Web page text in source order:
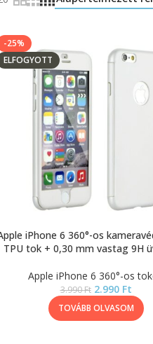
-25%
ELFOGYOTT
iPhone 6 360°-os
TPU tok + 0,30 mm vastag 9H
Apple iPhone 6 360°-os
3.990Ft 2.990 Ft
TOVÁBB OLVASOM